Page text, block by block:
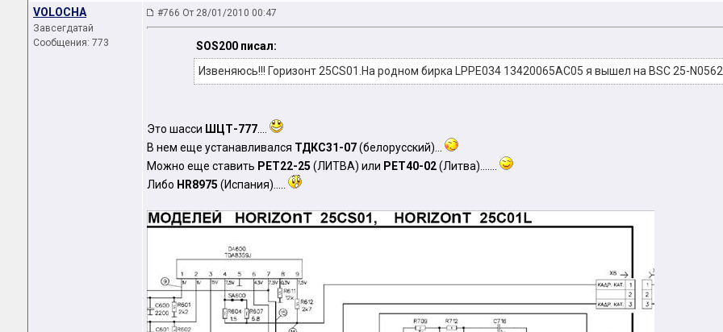
VOLOCHA
Завсегдатай
Сообщения: 773
#766 От 28/01/2010 00:47
SOS200 писал:
Извеняюсь!!! Горизонт 25CS01.На родном бирка LPPE034 13420065AC05 я вышел на BSC 25-N0562
Это шасси ШЦТ-777....
В нем еще устанавливался ТДКС31-07(белорусский)...
Можно еще ставить PET22-25 (ЛИТВА) или PET40-02(Литва).......
Либо HR8975 (Испания).....